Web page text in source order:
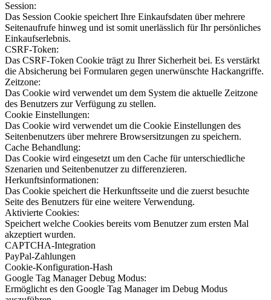
Session:
Das Session Cookie speichert Ihre Einkaufsdaten über mehrere
Seitenaufrufe hinweg und ist somit unerlässlich für Ihr persönliches
Einkaufserlebnis.
CSRF-Token:
Das CSRF-Token Cookie trägt zu Ihrer Sicherheit bei. Es verstärkt
die Absicherung bei Formularen gegen unerwünschte Hackangriffe.
Zeitzone:
Das Cookie wird verwendet um dem System die aktuelle Zeitzone
des Benutzers zur Verfügung zu stellen.
Cookie Einstellungen:
Das Cookie wird verwendet um die Cookie Einstellungen des
Seitenbenutzers über mehrere Browsersitzungen zu speichern.
Cache Behandlung:
Das Cookie wird eingesetzt um den Cache für unterschiedliche
Szenarien und Seitenbenutzer zu differenzieren.
Herkunftsinformationen:
Das Cookie speichert die Herkunftsseite und die zuerst besuchte
Seite des Benutzers für eine weitere Verwendung.
Aktivierte Cookies:
Speichert welche Cookies bereits vom Benutzer zum ersten Mal
akzeptiert wurden.
CAPTCHA-Integration
PayPal-Zahlungen
Cookie-Konfiguration-Hash
Google Tag Manager Debug Modus:
Ermöglicht es den Google Tag Manager im Debug Modus